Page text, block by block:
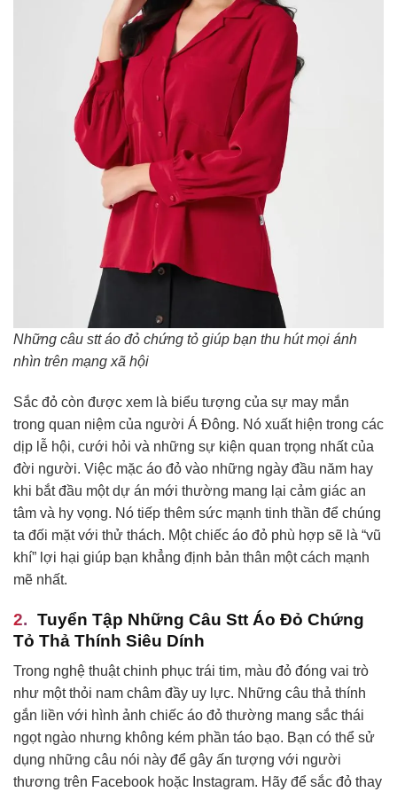
Những câu stt áo đỏ chứng tỏ giúp bạn thu hút mọi ánh
nhìn trên mạng xã hội
Sắc đỏ còn được xem là biểu tượng của sự may mắn
trong quan niệm của người Á Đông. Nó xuất hiện trong các
dịp lễ hội, cưới hỏi và những sự kiện quan trọng nhất của
đời người. Việc mặc áo đỏ vào những ngày đầu năm hay
khi bắt đầu một dự án mới thường mang lại cảm giác an
tâm và hy vọng. Nó tiếp thêm sức mạnh tinh thần để chúng
ta đối mặt với thử thách. Một chiếc áo đỏ phù hợp sẽ là “vũ
khí” lợi hại giúp bạn khẳng định bản thân một cách mạnh
mẽ nhất.
Tuyển Tập Những Câu Stt Áo Đỏ Chứng
Tỏ Thả Thính Siêu Dính
Trong nghệ thuật chinh phục trái tim, màu đỏ đóng vai trò
như một thỏi nam châm đầy uy lực. Những câu thả thính
gắn liền với hình ảnh chiếc áo đỏ thường mang sắc thái
ngọt ngào nhưng không kém phần táo bạo. Bạn có thể sử
dụng những câu nói này để gây ấn tượng với người
thương trên Facebook hoặc Instagram. Hãy để sắc đỏ thay